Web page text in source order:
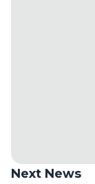
Next News